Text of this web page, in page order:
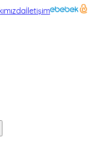
İletişim